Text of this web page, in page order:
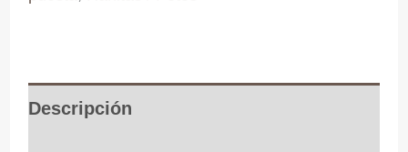
blusita
cantidad
Descripción